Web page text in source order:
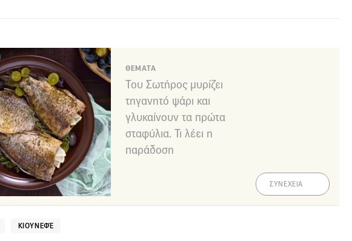
ΘΕΜΑΤΑ
Του Σωτήρος μυρίζει
τηγανητό ψάρι και
γλυκαίνουν τα πρώτα
σταφύλια. Τι λέει η
παράδοση
ΣΥΝΕΧΕΙΑ
ΚΙΟΥΝΕΦΈ